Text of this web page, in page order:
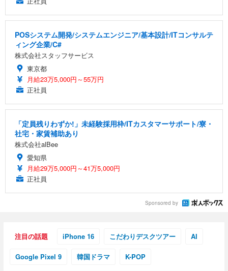
POSシステム開発/システムエンジニア/基本設計/ITコンサルテ
ィング企業/C#
株式会社スタッフサービス
東京都
月給23万5,000円～55万円
正社員
「定員残りわずか!」未経験採用枠/ITカスタマーサポート/寮・
社宅・家賃補助あり
株式会社alBee
愛知県
月給29万5,000円～41万5,000円
正社員
Sponsored by
注目の話題 iPhone 16 こだわりデスクツアー AI
Google Pixel 9 韓国ドラマ K-POP